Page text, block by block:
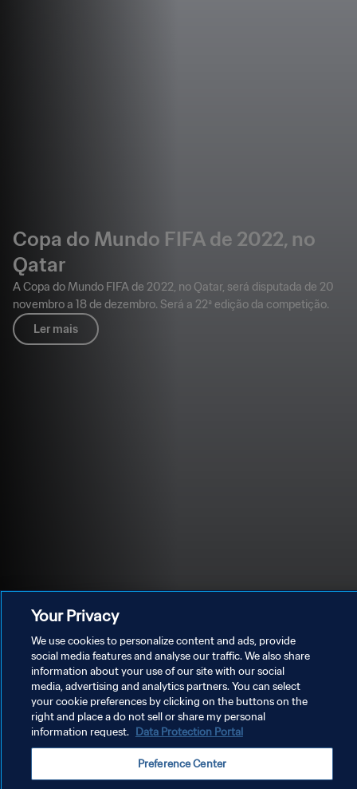
Copa do Mundo FIFA de 2022, no
Qatar
A Copa do Mundo FIFA de 2022, no Qatar, será disputada de 20
novembro a 18 de dezembro. Será a 22ª edição da competição.
Ler mais
POLÍTICA DE PRIVACIDADE
TERMOS DE SERVIÇO
ADMINISTRAR AS PREFERÊNCIAS DE COOKIES
Copyright © 1994-2026 FIFA. Todos os direitos reservados.
Your Privacy
We use cookies to personalize content and ads, provide
social media features and analyse our traffic. We also share
information about your use of our site with our social
media, advertising and analytics partners. You can select
your cookie preferences by clicking on the buttons on the
right and place a do not sell or share my personal
information request. Data Protection Portal
Preference Center